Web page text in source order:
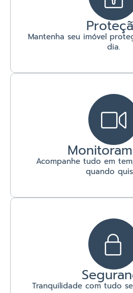
Mantenha seu imóvel
dia.
Acompanhe tudo em
quando
Tranquilidade com tudo